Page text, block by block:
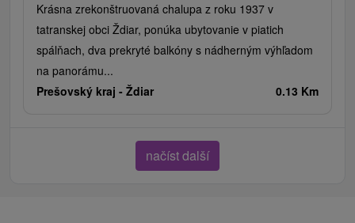
Krásna zrekonštruovaná chalupa z roku 1937 v
tatranskej obci Ždiar, ponúka ubytovanie v piatich
spálňach, dva prekryté balkóny s nádherným výhľadom
na panorámu...
Prešovský kraj - Ždiar 0.13 Km
načíst další